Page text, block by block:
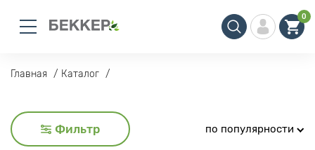
0
Главная Каталог
Фильтр по популярности